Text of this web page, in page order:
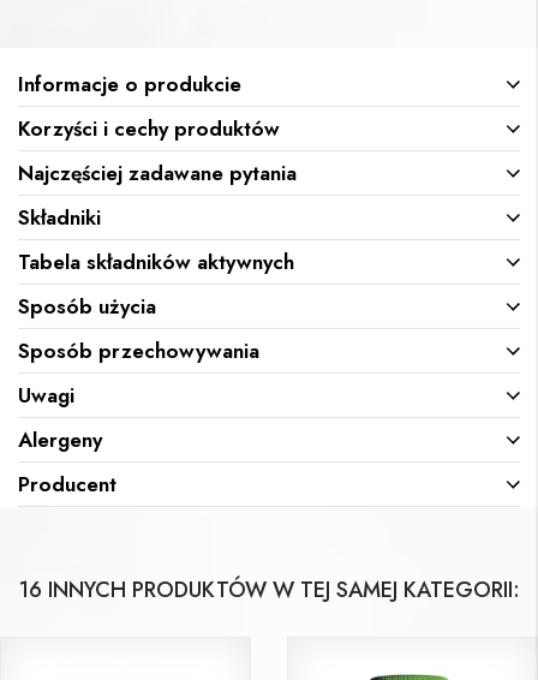
Informacje o produkcie
Korzyści i cechy produktów
Najczęściej zadawane pytania
Składniki
Tabela składników aktywnych
Sposób użycia
Sposób przechowywania
Uwagi
Alergeny
Producent
16 INNYCH PRODUKTÓW W TEJ SAMEJ KATEGORII: